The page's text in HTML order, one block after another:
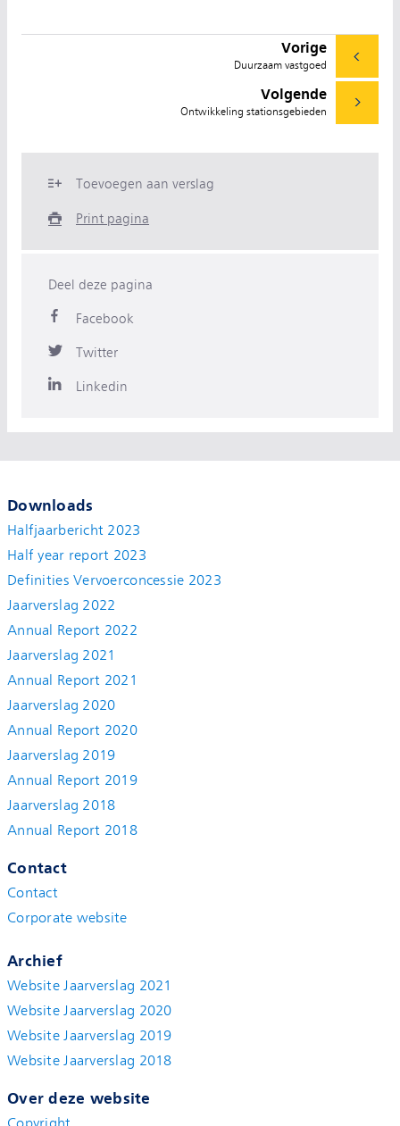
Vorige
Duurzaam vastgoed
Volgende
Ontwikkeling stationsgebieden
Toevoegen aan verslag
Print pagina
Deel deze pagina
Facebook
Twitter
Linkedin
Downloads
Halfjaarbericht 2023
Half year report 2023
Definities Vervoerconcessie 2023
Jaarverslag 2022
Annual Report 2022
Jaarverslag 2021
Annual Report 2021
Jaarverslag 2020
Annual Report 2020
Jaarverslag 2019
Annual Report 2019
Jaarverslag 2018
Annual Report 2018
Contact
Contact
Corporate website
Archief
Website Jaarverslag 2021
Website Jaarverslag 2020
Website Jaarverslag 2019
Website Jaarverslag 2018
Over deze website